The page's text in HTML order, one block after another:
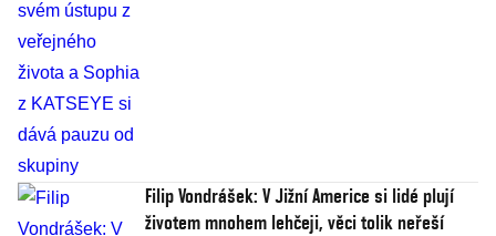
Filip Vondrášek: V Jižní Americe si lidé plují
životem mnohem lehčeji, věci tolik neřeší